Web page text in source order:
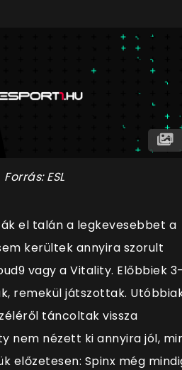
Forrás: ESL
el talán a legkevesebbet a
kerültek annyira szorult
vagy a Vitality. Előbbiek
remekül játszottak.
táncoltak vissza
nem nézett ki annyira jól,
előzetesen: Spinx még